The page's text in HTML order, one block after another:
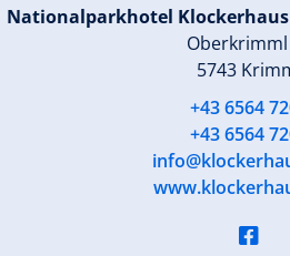
Nationalparkhotel
Oberkrimml
5743
+43 6564
+43 6564